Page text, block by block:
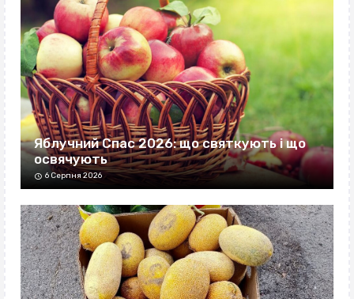
Яблучний Спас 2026: що святкують і що
освячують
6 Серпня 2026